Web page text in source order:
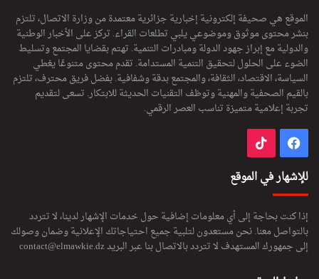
الموقع هي صحيفة إلكترونية إخبارية جزائرية معتمدة من وزارة الاتصال، تلتزم
بنشر محتوى موثوق وموضوعي يلبي تطلعات القراء. تركز على الأخبار الوطنية
والدولية مع إبراز جهود الدولة ومبادرات التنمية. تهتم بقضايا المجتمع وتسليط
الضوء على الحلول لتحقيق التنمية المستدامة. تقدم محتوى متنوعًا يغطي
السياسة، الاقتصاد، الثقافة، والمجتمع بدقة وشفافية. بفضل فريق محترف، تلتزم
بالقيم الصحفية والمهنية وتوظف التقنيات الحديثة للابتكار. تسعى لتقديم
تجربة إعلامية متميزة تناسب العصر الرقمي.
فيسبوك
للإشهار في الموقع
إذا كنت بحاجة إلى أي معلومات إضافية حول خدمات الإشهار لدينا، لا تتردد
بالتواصل معنا. نحن مستعدون لتلبية جميع احتياجاتك الإعلانية وضمان وصولك
إلى جمهورك المستهدف لا تتردد بالاتصال بنا عبر البريدcontact@elmawkie.dz